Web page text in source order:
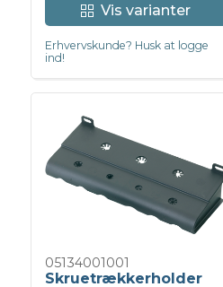
Vis varianter
Erhvervskunde? Husk at logge
ind!
05134001001
Skruetrækkerholder